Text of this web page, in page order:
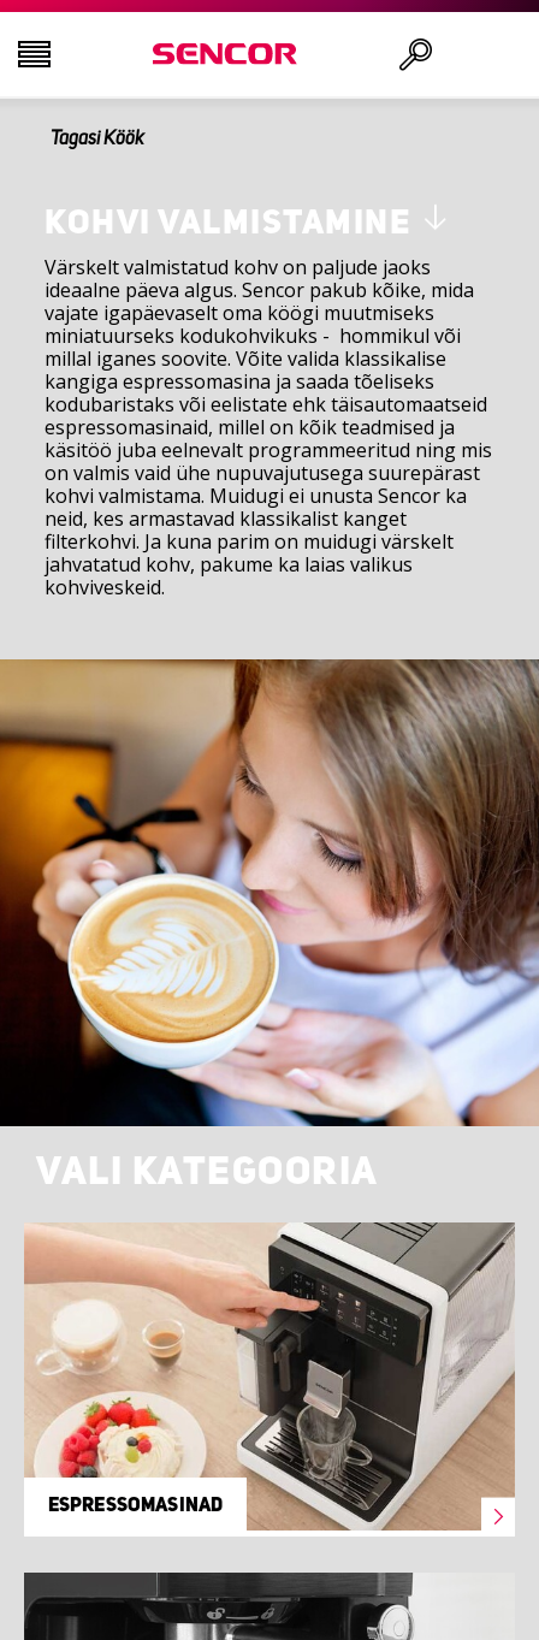
AUDIO - VIDEO
KÖÖK
MAJAPIDAMINE
ILU JA TERVIS
KONTOR JA KAABLID
Tagasi Köök
KOHVI VALMISTAMINE
Värskelt valmistatud kohv on paljude jaoks
ideaalne päeva algus. Sencor pakub kõike, mida
vajate igapäevaselt oma köögi muutmiseks
miniatuurseks kodukohvikuks - hommikul või
millal iganes soovite. Võite valida klassikalise
kangiga espressomasina ja saada tõeliseks
kodubaristaks või eelistate ehk täisautomaatseid
espressomasinaid, millel on kõik teadmised ja
käsitöö juba eelnevalt programmeeritud ning mis
on valmis vaid ühe nupuvajutusega suurepärast
kohvi valmistama. Muidugi ei unusta Sencor ka
neid, kes armastavad klassikalist kanget
filterkohvi. Ja kuna parim on muidugi värskelt
jahvatatud kohv, pakume ka laias valikus
kohviveskeid.
VALI KATEGOORIA
ESPRESSOMASINAD